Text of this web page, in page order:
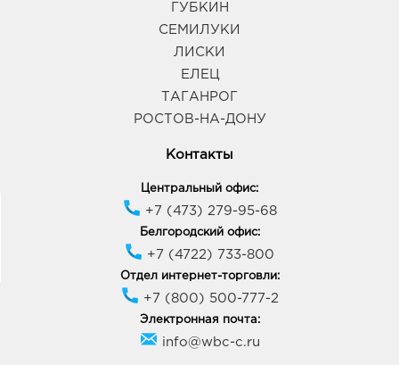
ГУБКИН
СЕМИЛУКИ
ЛИСКИ
ЕЛЕЦ
ТАГАНРОГ
РОСТОВ-НА-ДОНУ
Контакты
Центральный офис:
+7 (473) 279-95-68
Белгородский офис:
+7 (4722) 733-800
Отдел интернет-торговли:
+7 (800) 500-777-2
Электронная почта:
info@wbc-c.ru